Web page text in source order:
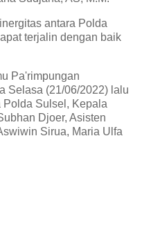
antara Polda
terjalin dengan baik
Pa'rimpungan
Selasa (21/06/2022) lalu
Polda Sulsel, Kepala
Djoer, Asisten
Sirua, Maria Ulfa